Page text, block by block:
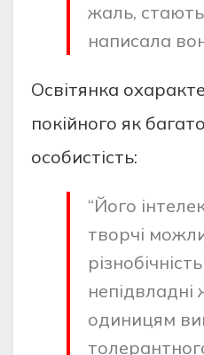
жаль, стають
написала
Освітянка
покійного як
особистість:
“Його
творчі
одиницям